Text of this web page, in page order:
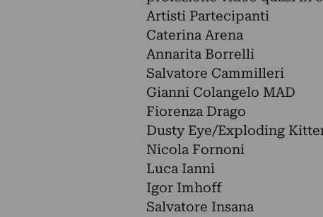
Artisti Partecipanti
Caterina Arena
Annarita Borrelli
Salvatore Cammilleri
Gianni Colangelo MAD
Fiorenza Drago
Dusty Eye/Exploding
Nicola Fornoni
Luca Iannì
Igor Imhoff
Salvatore Insana